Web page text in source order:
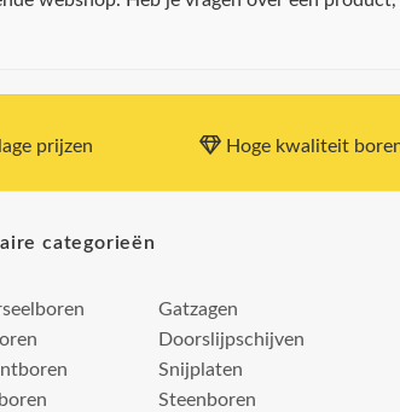
prijzen Hoge kwaliteit
categorieën
Gatzagen
Doorslijpschijven
Snijplaten
Steenboren